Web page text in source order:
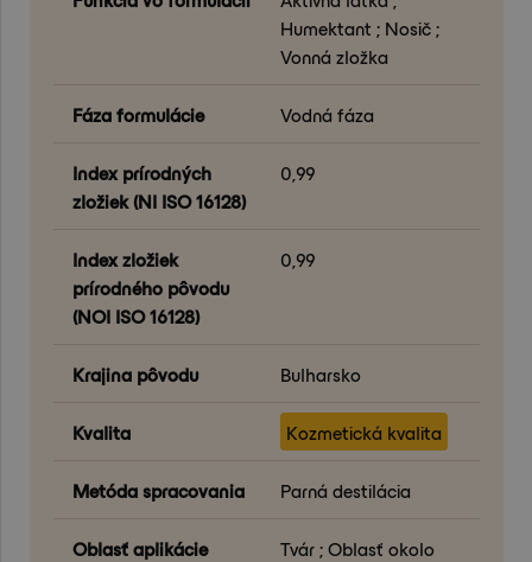
Humektant ; Nosič ;
Vonná zložka
Fáza formulácie Vodná fáza
Index prírodných
zložiek (NI ISO 16128)
0,99
Index zložiek
prírodného pôvodu
(NOI ISO 16128)
0,99
Krajina pôvodu Bulharsko
Kvalita Kozmetická kvalita
Metóda spracovania Parná destilácia
Oblasť aplikácie
Tvár ; Oblasť okolo